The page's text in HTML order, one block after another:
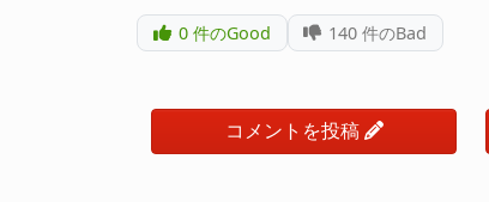
0件のGood 140 件のBad
コメントを投稿